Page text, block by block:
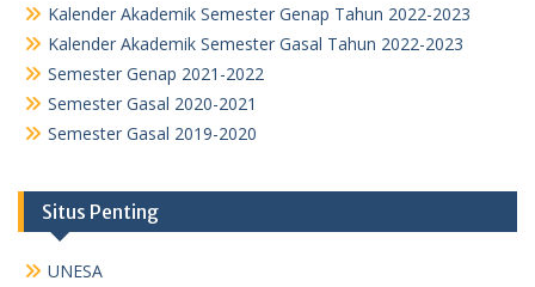
Kalender Akademik Semester Genap Tahun 2022-2023
Kalender Akademik Semester Gasal Tahun 2022-2023
Semester Genap 2021-2022
Semester Gasal 2020-2021
Semester Gasal 2019-2020
Situs Penting
UNESA